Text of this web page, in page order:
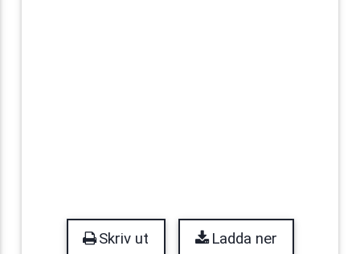
Skriv ut Ladda ner